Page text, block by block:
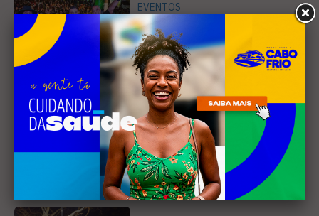
1
EVENTOS
Cabo Frio recebe 20ª edição
do Diveneta Moto Fest neste
fim de semana
2
DIREITOS HUMANOS
Ativista de Cabo Frio
representa o Brasil em
conferência internacional na
Holanda